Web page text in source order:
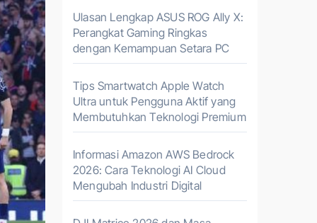
Ulasan Lengkap ASUS ROG Ally X:
Perangkat Gaming Ringkas
dengan Kemampuan Setara PC
Tips Smartwatch Apple Watch
Ultra untuk Pengguna Aktif yang
Membutuhkan Teknologi Premium
Informasi Amazon AWS Bedrock
2026: Cara Teknologi AI Cloud
Mengubah Industri Digital